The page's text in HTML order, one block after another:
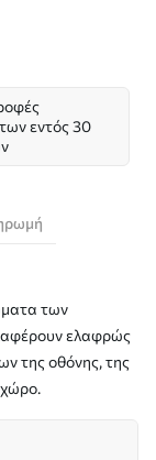
εντός 30
των
ελαφρώς
της οθόνης, της